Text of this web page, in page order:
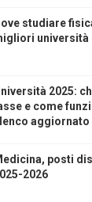
studiare
università
2025:
e come
aggiornato
posti
2026